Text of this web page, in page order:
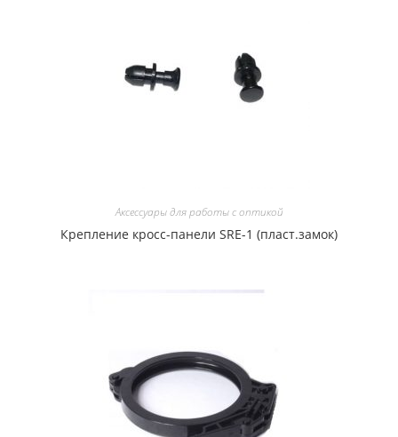
Аксессуары для работы с оптикой
Крепление кросс-панели SRE-1 (пласт.замок)